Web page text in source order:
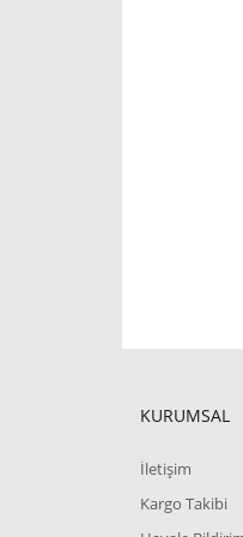
KURUMSAL
İletişim
Kargo Takibi